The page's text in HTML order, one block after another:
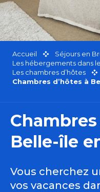
Accueil
Séjours en
Les hébergements dans
Les chambres d’hôtes
Chambres d’hôtes à
Chambres
Belle-île
Vous cherchez
vos vacances